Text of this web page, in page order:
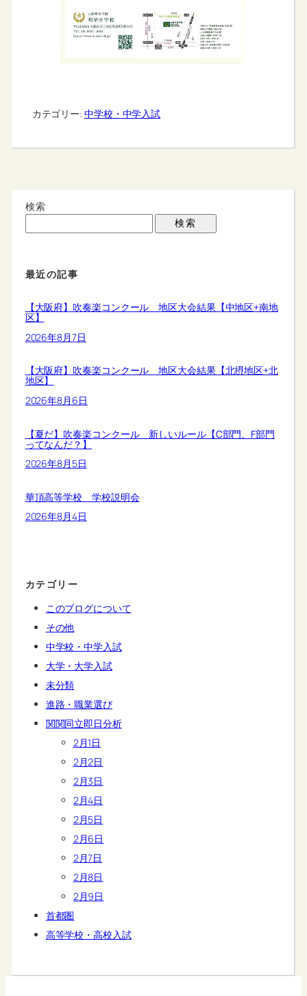
カテゴリー: 中学校・中学入試
検索
検索
最近の記事
【大阪府】吹奏楽コンクール 地区大会結果【中地区+南地
区】
2026年8月7日
【大阪府】吹奏楽コンクール 地区大会結果【北摂地区+北
地区】
2026年8月6日
【夏だ】吹奏楽コンクール 新しいルール【C部門、F部門
ってなんだ？】
2026年8月5日
華頂高等学校 学校説明会
2026年8月4日
カテゴリー
このブログについて
その他
中学校・中学入試
大学・大学入試
未分類
進路・職業選び
関関同立即日分析
2月1日
2月2日
2月3日
2月4日
2月5日
2月6日
2月7日
2月8日
2月9日
首都圏
高等学校・高校入試